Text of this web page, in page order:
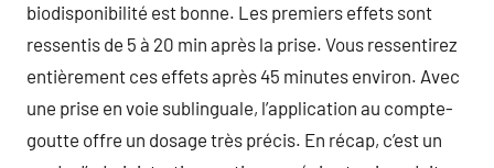
biodisponibilité est bonne. Les premiers effets sont
ressentis de 5 à 20 min après la prise. Vous ressentirez
entièrement ces effets après 45 minutes environ. Avec
une prise en voie sublinguale, l’application au compte-
goutte offre un dosage très précis. En récap, c’est un